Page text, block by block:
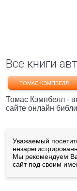
Все книги
ТОМАС КЭМПБЕЛЛ
Томас Кэмпбелл -
сайте онлайн
Уважаемый
Мы рекомендуем
сайт под своим